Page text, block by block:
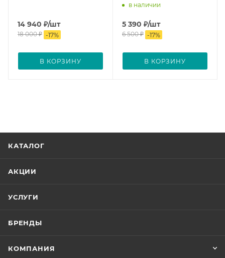
14 940 ₽/шт
18 000₽ -17%
В КОРЗИНУ
в наличии
5 390 ₽/шт
6 500₽ -17%
В КОРЗИНУ
КАТАЛОГ
АКЦИИ
УСЛУГИ
БРЕНДЫ
КОМПАНИЯ